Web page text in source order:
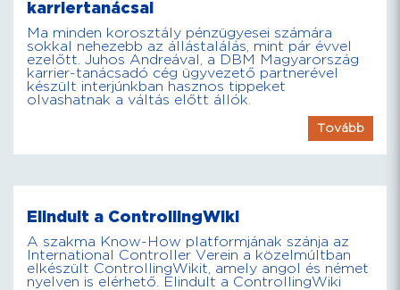
karriertanácsai
Ma minden korosztály pénzügyesei számára
sokkal nehezebb az állástalálás, mint pár évvel
ezelőtt. Juhos Andreával, a DBM Magyarország
karrier-tanácsadó cég ügyvezető partnerével
készült interjúnkban hasznos tippeket
olvashatnak a váltás előtt állók.
Tovább
Elindult a ControllingWiki
A szakma Know-How platformjának szánja az
International Controller Verein a közelmúltban
elkészült ControllingWikit, amely angol és német
nyelven is elérhető. Elindult a ControllingWiki